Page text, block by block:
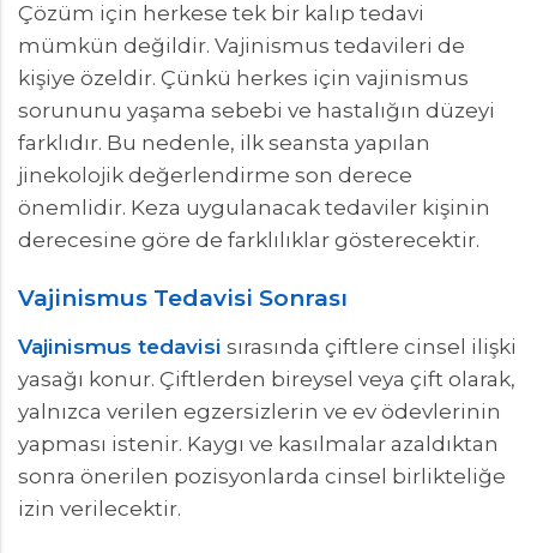
Çözüm için herkese tek bir kalıp tedavi
mümkün değildir. Vajinismus tedavileri de
kişiye özeldir. Çünkü herkes için vajinismus
sorununu yaşama sebebi ve hastalığın düzeyi
farklıdır. Bu nedenle, ilk seansta yapılan
jinekolojik değerlendirme son derece
önemlidir. Keza uygulanacak tedaviler kişinin
derecesine göre de farklılıklar gösterecektir.
Vajinismus Tedavisi Sonrası
Vajinismus tedavisi sırasında çiftlere cinsel ilişki
yasağı konur. Çiftlerden bireysel veya çift olarak,
yalnızca verilen egzersizlerin ve ev ödevlerinin
yapması istenir. Kaygı ve kasılmalar azaldıktan
sonra önerilen pozisyonlarda cinsel birlikteliğe
izin verilecektir.